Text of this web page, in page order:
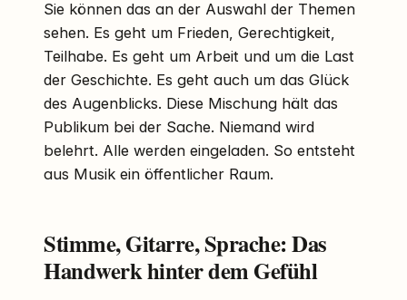
Sie können das an der Auswahl der Themen
sehen. Es geht um Frieden, Gerechtigkeit,
Teilhabe. Es geht um Arbeit und um die Last
der Geschichte. Es geht auch um das Glück
des Augenblicks. Diese Mischung hält das
Publikum bei der Sache. Niemand wird
belehrt. Alle werden eingeladen. So entsteht
aus Musik ein öffentlicher Raum.
Stimme, Gitarre, Sprache: Das
Handwerk hinter dem Gefühl